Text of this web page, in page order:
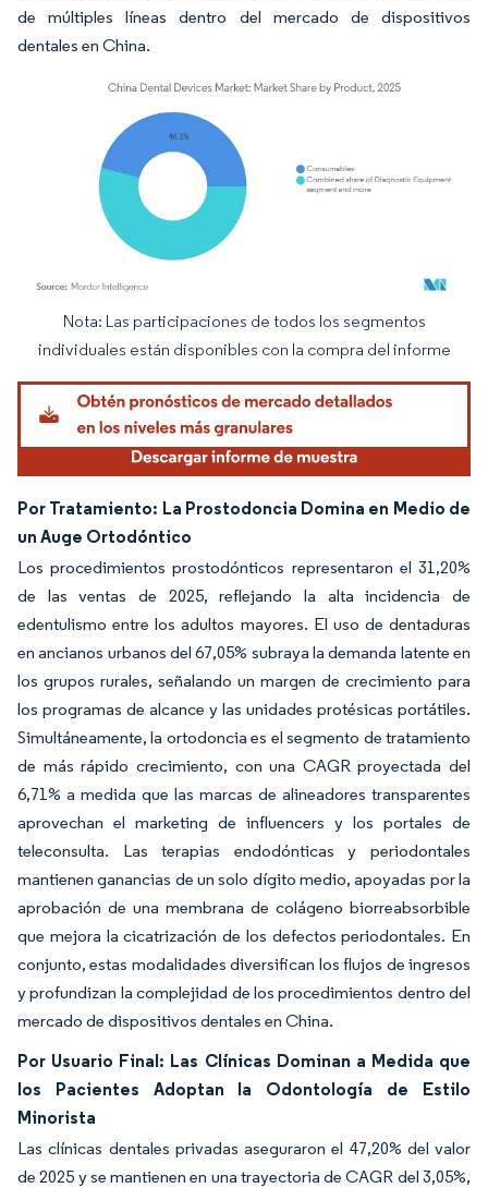
de múltiples líneas dentro del mercado de dispositivos
dentales en China.
Imagen © Mordor Intelligence. El uso requiere atribución según CC BY 4.0.
Nota: Las participaciones de todos los segmentos
individuales están disponibles con la compra del informe
Por Tratamiento: La Prostodoncia Domina en Medio de
un Auge Ortodóntico
Los procedimientos prostodónticos representaron el 31,20%
de las ventas de 2025, reflejando la alta incidencia de
edentulismo entre los adultos mayores. El uso de dentaduras
en ancianos urbanos del 67,05% subraya la demanda latente en
los grupos rurales, señalando un margen de crecimiento para
los programas de alcance y las unidades protésicas portátiles.
Simultáneamente, la ortodoncia es el segmento de tratamiento
de más rápido crecimiento, con una CAGR proyectada del
6,71% a medida que las marcas de alineadores transparentes
aprovechan el marketing de influencers y los portales de
teleconsulta. Las terapias endodónticas y periodontales
mantienen ganancias de un solo dígito medio, apoyadas por la
aprobación de una membrana de colágeno biorreabsorbible
que mejora la cicatrización de los defectos periodontales. En
conjunto, estas modalidades diversifican los flujos de ingresos
y profundizan la complejidad de los procedimientos dentro del
mercado de dispositivos dentales en China.
Por Usuario Final: Las Clínicas Dominan a Medida que
los Pacientes Adoptan la Odontología de Estilo
Minorista
Las clínicas dentales privadas aseguraron el 47,20% del valor
de 2025 y se mantienen en una trayectoria de CAGR del 3,05%,